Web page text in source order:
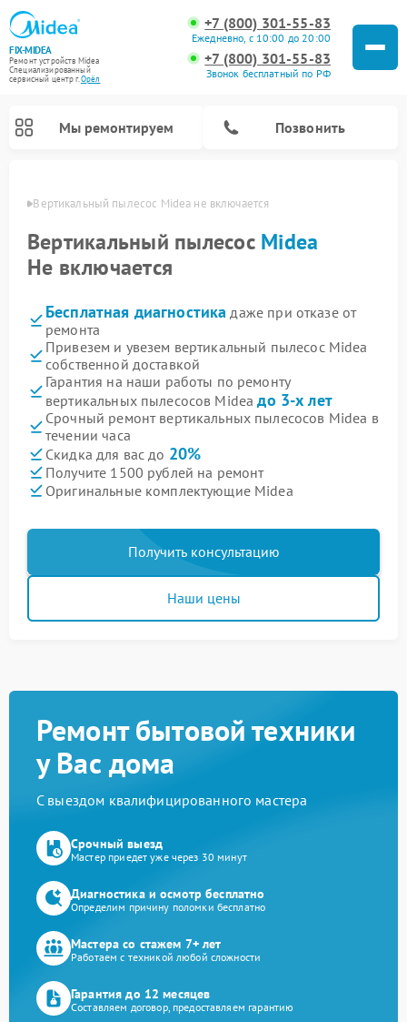
FIX-MIDEA
Ремонт устройств Midea
Специализированный
cервисный центр г.Орёл
+7 (800) 301-55-83
Ежедневно, с 10:00 до 20:00
+7 (800) 301-55-83
Звонок бесплатный по РФ
Мы ремонтируем Позвонить
Вертикальный пылесос Midea не включается
Вертикальный пылесос Midea
Не включается
Бесплатная диагностика даже при отказе от
ремонта
Привезем и увезем вертикальный пылесос Midea
собственной доставкой
Гарантия на наши работы по ремонту
вертикальных пылесосов Mideaдо 3-х лет
Срочный ремонт вертикальных пылесосов Midea в
течении часа
Скидка для вас до 20%
Получите 1500 рублей на ремонт
Оригинальные комплектующие Midea
Получить консультацию
Наши цены
Ремонт бытовой техники
у Вас дома
С выездом квалифицированного мастера
Срочный выезд
Мастер приедет уже через 30 минут
Диагностика и осмотр бесплатно
Определим причину поломки бесплатно
Мастера со стажем 7+ лет
Работаем с техникой любой сложности
Гарантия до 12 месяцев
Составляем договор, предоставляем гарантию